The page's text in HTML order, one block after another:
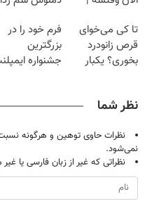
میلیون تومان!!!
تا کی می‌خوای
قرص زانودرد
بخوری؟ یکبار
فرم خود را در
بزرگترین
جشنواره
نظر شما
نظرات حاوی توهین و هرگونه
نمی‌شود.
نظراتی که غیر از زبان فارسی یا